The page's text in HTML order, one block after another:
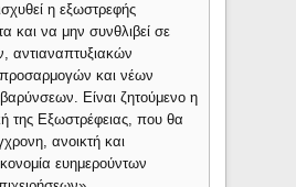
η εξωστρεφής
και να μην συνθλιβεί σε
αντιαναπτυξιακών
και νέων
Είναι ζητούμενο η
της Εξωστρέφειας, που θα
ανοικτή και
ευημερούντων